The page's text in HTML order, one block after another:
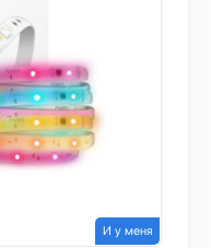
И у меня